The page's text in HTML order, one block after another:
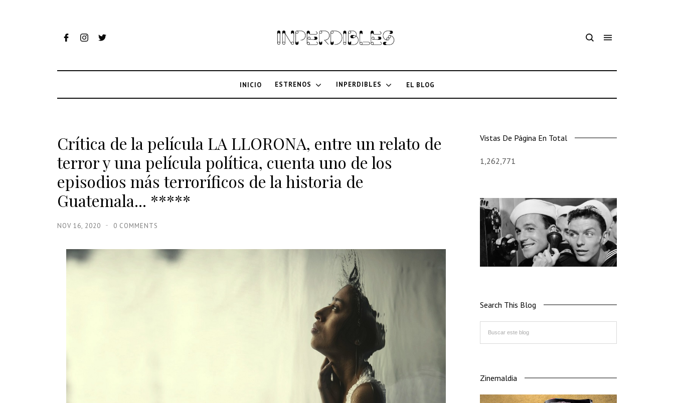
INICIO ESTRENOS INPERDIBLES EL BLOG
Crítica de la película LA LLORONA, entre un relato de
terror y una película política, cuenta uno de los
episodios más terroríficos de la historia de
Guatemala... *****
NOV 16, 2020 0 COMMENTS
Vistas De Página En Total
1,262,771
Search This Blog
Zinemaldia